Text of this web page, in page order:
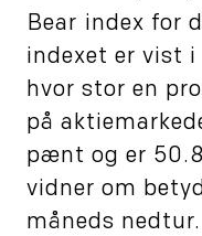
Bear index
indexet er vist
hvor stor en
på
pænt og er
vidner om
måneds